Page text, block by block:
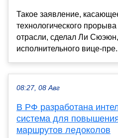
Такое заявление,
технологического
отрасли, сделал Ли
исполнительного вице-
08:27, 08 Авг
В РФ разработана
система для
маршрутов ледоколов